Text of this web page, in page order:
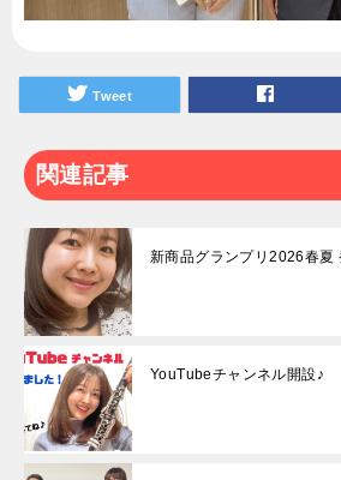
Tweet
関連記事
新商品グランプリ2026春夏
YouTubeチャンネル開設♪